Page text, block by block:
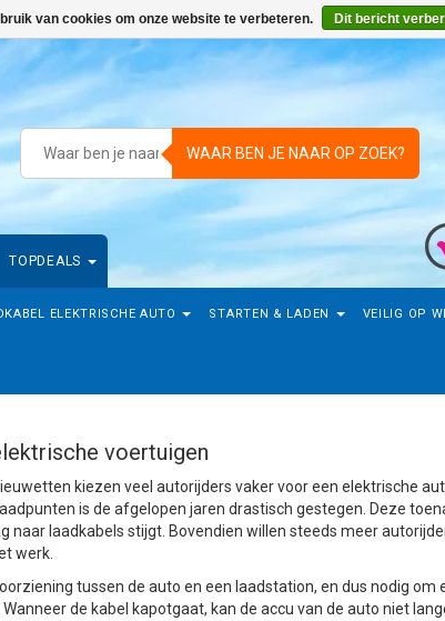
WAAR BEN JE NAAR OP ZOEK?
ELEKTRISCHE AUTO STARTEN & LADEN VEILIG OP
TOPDEALS
voertuigen
kiezen veel autorijders vaker voor een elektrische
is de afgelopen jaren drastisch gestegen. Deze
naar laadkabels stijgt. Bovendien willen steeds meer
werk.
tussen de auto en een laadstation, en dus nodig om
de kabel kapotgaat, kan de accu van de auto niet
van cookies om onze website te verbeteren. Dit bericht